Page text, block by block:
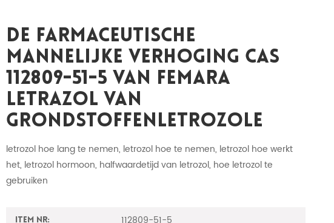
De Farmaceutische
Mannelijke Verhoging CAS
112809-51-5 Van Femara
Letrazol Van
Grondstoffenletrozole
letrozol hoe lang te nemen, letrozol hoe te nemen, letrozol hoe werkt
het, letrozol hormoon, halfwaardetijd van letrozol, hoe letrozol te
gebruiken
Item nr: